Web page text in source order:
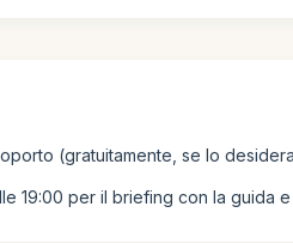
(gratuitamente, se lo
19:00 per il briefing con la guida